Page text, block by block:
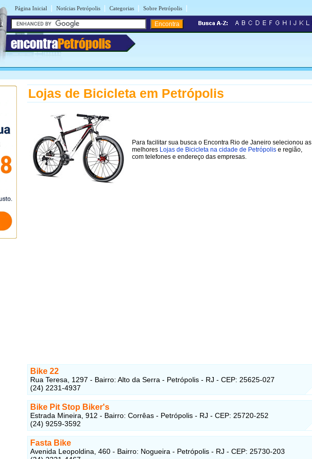
Página Inicial | Notícias Petrópolis | Categorias | Sobre Petrópolis |
encontraPetrópolis
Lojas de Bicicleta em Petrópolis
Para facilitar sua busca o Encontra Rio de Janeiro selecionou as
melhores Lojas de Bicicleta na cidade de Petrópolis e região,
com telefones e endereço das empresas.
Bike 22
Rua Teresa, 1297 - Bairro: Alto da Serra - Petrópolis - RJ - CEP: 25625-027
(24) 2231-4937
Bike Pit Stop Biker's
Estrada Mineira, 912 - Bairro: Corrêas - Petrópolis - RJ - CEP: 25720-252
(24) 9259-3592
Fasta Bike
Avenida Leopoldina, 460 - Bairro: Nogueira - Petrópolis - RJ - CEP: 25730-203